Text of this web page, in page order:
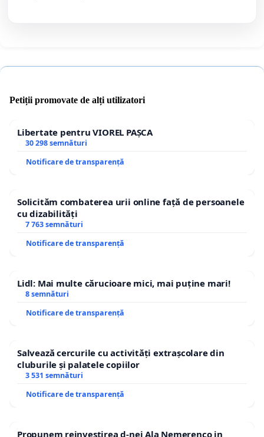
Petiții promovate de alți utilizatori
Libertate pentru VIOREL PAȘCA
30 298 semnături
Notificare de transparență
Solicităm combaterea urii online față de persoanele
cu dizabilități
7 763 semnături
Notificare de transparență
Lidl: Mai multe cărucioare mici, mai puține mari!
8 semnături
Notificare de transparență
Salvează cercurile cu activități extrașcolare din
cluburile și palatele copiilor
3 531 semnături
Notificare de transparență
Propunem reinvestirea d-nei Ala Nemerenco in